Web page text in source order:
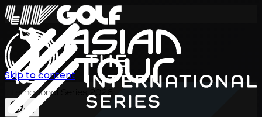
International Series 2026
KO
Skip to content